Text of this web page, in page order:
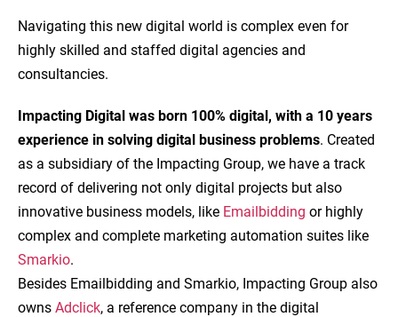
Navigating this new digital world is complex even for
highly skilled and staffed digital agencies and
consultancies.
Impacting Digital was born 100% digital, with a 10 years
experience in solving digital business problems. Created
as a subsidiary of the Impacting Group, we have a track
record of delivering not only digital projects but also
innovative business models, like Emailbidding or highly
complex and complete marketing automation suites like
Smarkio.
Besides Emailbidding and Smarkio, Impacting Group also
owns Adclick, a reference company in the digital